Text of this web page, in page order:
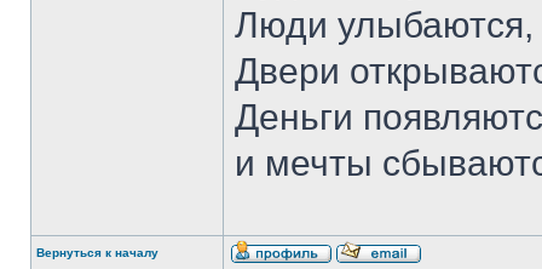
Люди улыбаются,
Двери
Деньги
и мечты
Вернуться к началу